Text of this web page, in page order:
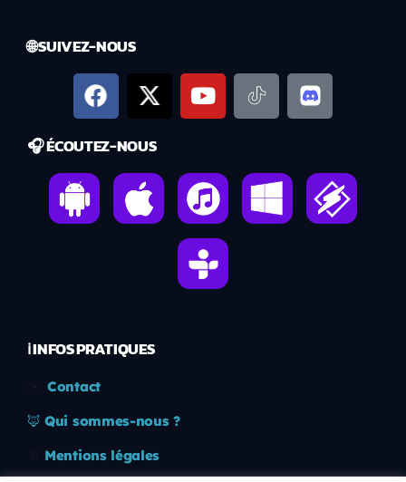
🌐 SUIVEZ-NOUS
🎧 ÉCOUTEZ-NOUS
ℹ️ INFOS PRATIQUES
Contact
🦊 Qui sommes-nous ?
Mentions légales